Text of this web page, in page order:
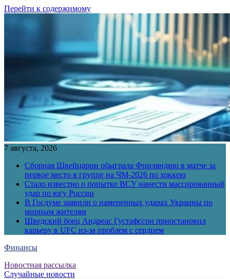
Перейти к содержимому
7 августа, 2026
Сборная Швейцарии обыграла Финляндию в матче за
первое место в группе на ЧМ-2026 по хоккею
Стало известно о попытке ВСУ нанести массированный
удар по югу России
В Госдуме заявили о намеренных ударах Украины по
мирным жителям
Шведский боец Андреас Густафссон приостановил
карьеру в UFC из-за проблем с сердцем
Финансы
Новостная рассылка
Случайные новости